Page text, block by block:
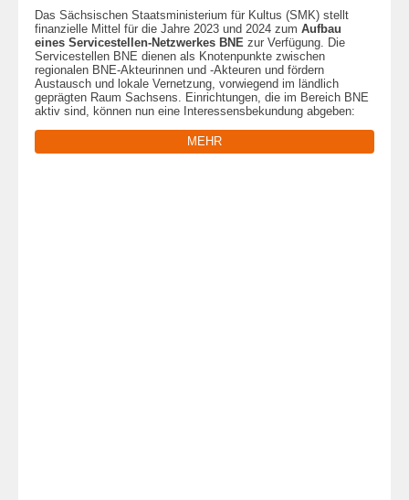
Das Sächsischen Staatsministerium für Kultus (SMK) stellt
finanzielle Mittel für die Jahre 2023 und 2024 zum Aufbau
eines Servicestellen-Netzwerkes BNE zur Verfügung. Die
Servicestellen BNE dienen als Knotenpunkte zwischen
regionalen BNE-Akteurinnen und -Akteuren und fördern
Austausch und lokale Vernetzung, vorwiegend im ländlich
geprägten Raum Sachsens. Einrichtungen, die im Bereich BNE
aktiv sind, können nun eine Interessensbekundung abgeben:
MEHR